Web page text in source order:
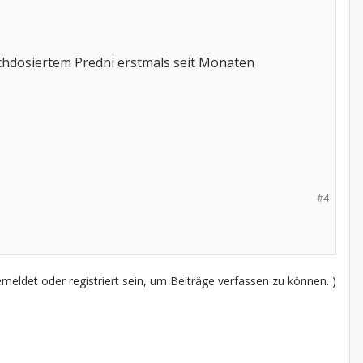
Predni erstmals seit Monaten
#4
oder registriert sein, um Beiträge verfassen zu können. )